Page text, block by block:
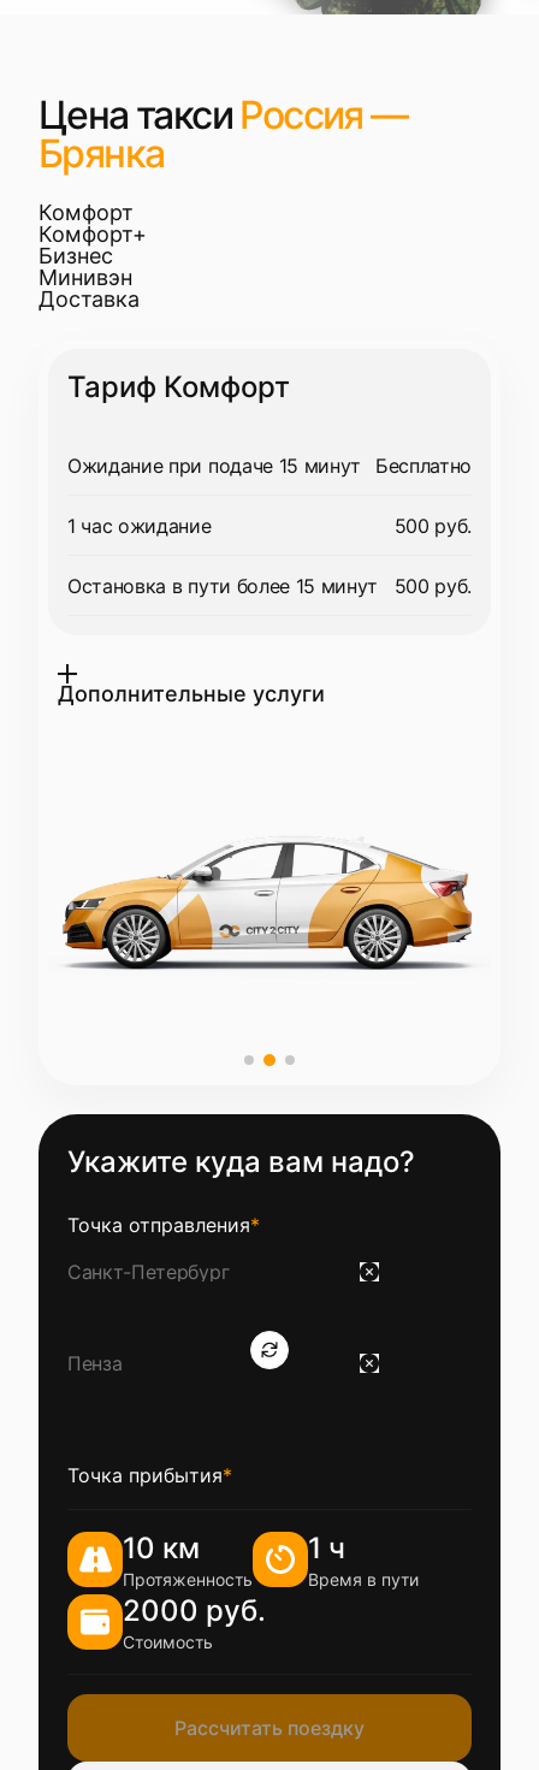
Цена такси Россия —
Брянка
Комфорт
Комфорт+
Бизнес
Минивэн
Доставка
Тариф Комфорт
Ожидание при подаче 15 минут Бесплатно
1 час ожидание 500 руб.
Остановка в пути более 15 минут 500 руб.
Дополнительные услуги
Укажите куда вам надо?
Точка отправления*
Точка прибытия*
10 км
Протяженность
1 ч
Время в пути
2000 руб.
Стоимость
Рассчитать поездку